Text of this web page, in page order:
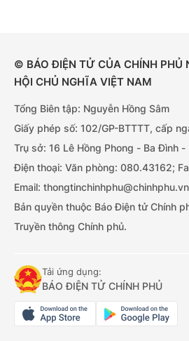
© BÁO ĐIỆN TỬ CỦA CHÍNH PHỦ
HỘI CHỦ NGHĨA VIỆT NAM
Tổng Biên tập: Nguyễn Hồng Sâm
Giấy phép số: 102/GP-BTTTT, cấp
Trụ sở: 16 Lê Hồng Phong - Ba Đình -
Điện thoại: Văn phòng: 080.43162;
Email:
Bản quyền thuộc Báo Điện tử Chính
Truyền thông Chính phủ.
Tải ứng dụng:
BÁO ĐIỆN TỬ CHÍNH PHỦ